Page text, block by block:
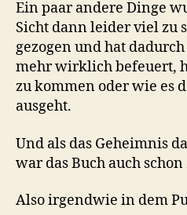
Ein paar andere Dinge
Sicht dann leider viel zu
gezogen und hat
mehr wirklich befeuert,
zu kommen oder wie es
ausgeht.
Und als das Geheimnis
war das Buch auch schon
Also irgendwie in dem